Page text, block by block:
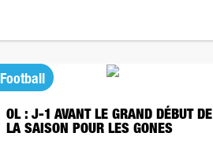
Football
OL : J-1 AVANT LE GRAND DÉBUT DE
LA SAISON POUR LES GONES